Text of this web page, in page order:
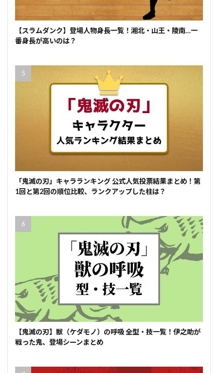
【スラムダンク】登場人物身長一覧！湘北・山王・陵南…一
番身長が高いのは？
「鬼滅の刃」キャラランキング 公式人気投票結果まとめ！第
1回と第2回の順位比較、ランクアップした柱は？
【鬼滅の刃】獣（ケダモノ）の呼吸 全型・技一覧！伊之助が
戦った鬼、登場シーンまとめ